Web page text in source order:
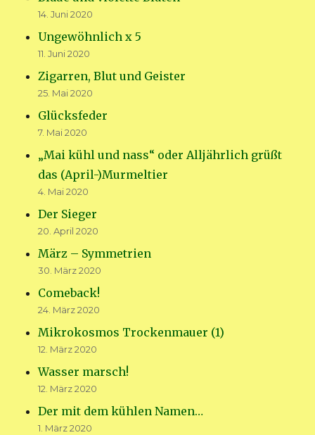
14. Juni 2020
Ungewöhnlich x 5
11. Juni 2020
Zigarren, Blut und Geister
25. Mai 2020
Glücksfeder
7. Mai 2020
„Mai kühl und nass“ oder Alljährlich grüßt
das (April-)Murmeltier
4. Mai 2020
Der Sieger
20. April 2020
März – Symmetrien
30. März 2020
Comeback!
24. März 2020
Mikrokosmos Trockenmauer (1)
12. März 2020
Wasser marsch!
12. März 2020
Der mit dem kühlen Namen…
1. März 2020